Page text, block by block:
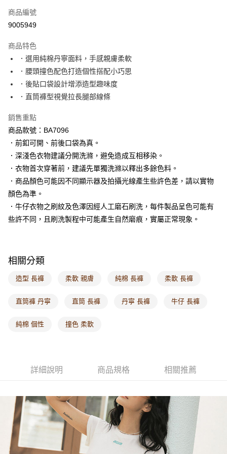
萊爾富取貨付款
付款後萊爾富取貨
每筆NT$60，滿NT$1,000(含以上)免運費
7-11取貨付款
每筆NT$60，滿NT$1,000(含以上)免運費
付款後7-11取貨
每筆NT$60，滿NT$1,000(含以上)免運費
宅配
每筆NT$120，滿NT$1,000(含以上)免運費
付款後門市自取
每筆NT$60，滿NT$1,000(含以上)免運費
海外配送-港/澳/新/馬/泰國專屬 查看運費
海外配送-歐美地區
商品編號
9005949
商品特色
．選用純棉丹寧面料，手感親膚柔軟
．腰頭撞色配色打造個性搭配小巧思
．後貼口袋設計增添造型趣味度
．直筒褲型視覺拉長腿部線條
銷售重點
商品款號：BA7096
．前釦可開、前後口袋為真。
．深淺色衣物建議分開洗滌，避免造成互相移染。
．衣物首次穿著前，建議先單獨洗滌以釋出多餘色料。
．商品顏色可能因不同顯示器及拍攝光線產生些許色差，請以實物
顏色為準。
．牛仔衣物之刷紋及色澤因經人工磨石刷洗，每件製品呈色可能有
些許不同，且刷洗製程中可能產生自然磨痕，實屬正常現象。
相關分類
造型 長褲 柔軟 親膚 純棉 長褲 柔軟 長褲
直筒褲 丹寧 直筒 長褲 丹寧 長褲 牛仔 長褲
純棉 個性 撞色 柔軟
詳細說明 商品規格 相關推薦